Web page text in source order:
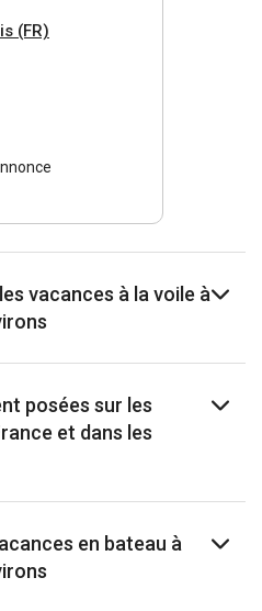
(FR)
vacances à la voile à
posées sur les
et dans les
en bateau à